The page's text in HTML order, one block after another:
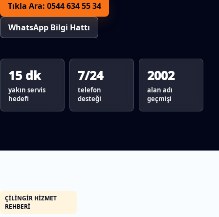
Tıkla Ara: 0544 634 55 34
WhatsApp Bilgi Hattı
15 dk
yakın servis
hedefi
7/24
telefon
desteği
2002
alan adı
geçmişi
ÇILINGIR HIZMET
REHBERI